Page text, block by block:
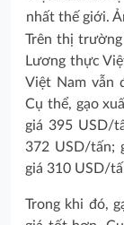
nhất thế giới.
Trên thị
Lương thực
Việt Nam vẫn
Cụ thể, gạo
giá 395 USD/
372 USD/tấn;
giá 310 USD/
Trong khi đó,